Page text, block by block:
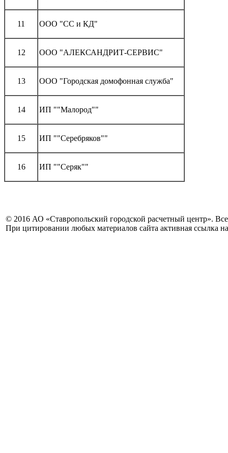
11 ООО "СС и КД"
12 ООО "АЛЕКСАНДРИТ-СЕРВИС"
13 ООО "Городская домофонная служба"
14 ИП ""Малород""
15 ИП ""Серебряков""
16 ИП ""Серяк""
© 2016 АО «Ставропольский городской расчетный центр».
При цитировании любых материалов сайта активная ссылка